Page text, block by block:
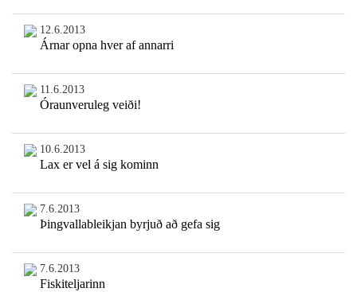
12.6.2013
Árnar opna hver af annarri
11.6.2013
Óraunveruleg veiði!
10.6.2013
Lax er vel á sig kominn
7.6.2013
Þingvallableikjan byrjuð að gefa sig
7.6.2013
Fiskiteljarinn